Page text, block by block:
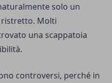
solo un
Molti
una scappatoia
controversi, perché in